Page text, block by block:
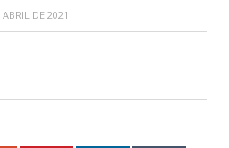
ABRIL DE 2021